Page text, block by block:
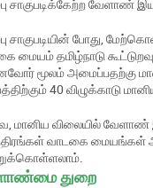
சாகுபடிக்கேற்ற வேளாண்
சாகுபடியின் போது,
மையம் தமிழ்நாடு
மூலம் அமைப்பதற்கு
40 விழுக்காடு
மானிய விலையில் வேளாண்
வாடகை மையங்கள்
துறை